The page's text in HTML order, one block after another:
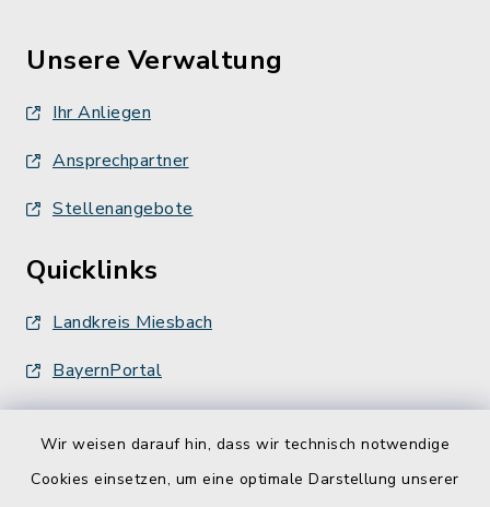
Wir weisen darauf hin, dass wir technisch notwendige
Cookies einsetzen, um eine optimale Darstellung unserer
Unsere Verwaltung
Ihr Anliegen
Ansprechpartner
Stellenangebote
Quicklinks
Landkreis Miesbach
BayernPortal